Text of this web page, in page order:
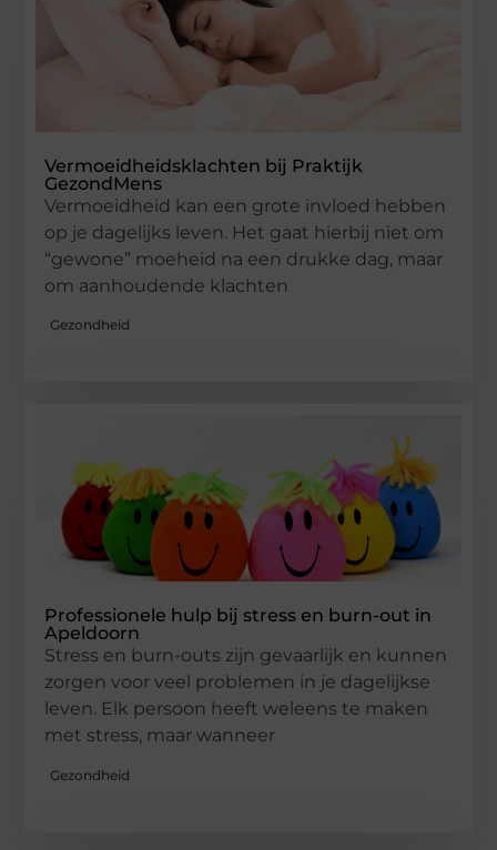
Vermoeidheidsklachten bij Praktijk
GezondMens
Vermoeidheid kan een grote invloed hebben
op je dagelijks leven. Het gaat hierbij niet om
“gewone” moeheid na een drukke dag, maar
om aanhoudende klachten
Gezondheid
Professionele hulp bij stress en burn-out in
Apeldoorn
Stress en burn-outs zijn gevaarlijk en kunnen
zorgen voor veel problemen in je dagelijkse
leven. Elk persoon heeft weleens te maken
met stress, maar wanneer
Gezondheid